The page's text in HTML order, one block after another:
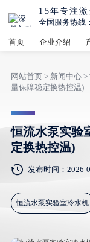
15年专注
全国服务热线
首页 企业介绍
网站首页> 新闻中心>
量保障稳定换热控温)
恒流水泵实验
定换热控温)
发布时间：2026-
恒流水泵实验室冷水机